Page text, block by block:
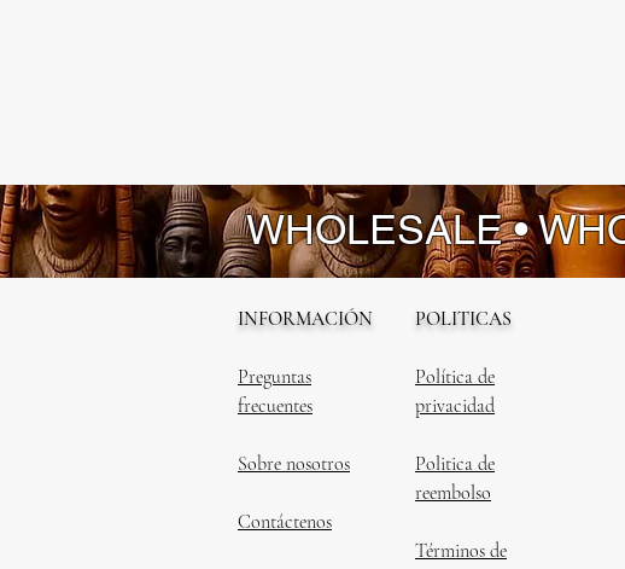
WHOLESALE •
INFORMACIÓN
Preguntas
frecuentes
Sobre nosotros
Contáctenos
POLITICAS
Política de
privacidad
Politica de
reembolso
Términos de